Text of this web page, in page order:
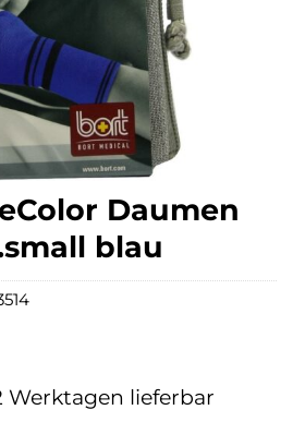
Daumen
blau
Werktagen lieferbar